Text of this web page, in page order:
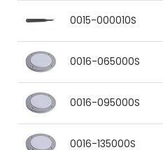
0015-000010S
0016-065000S
0016-095000S
0016-135000S